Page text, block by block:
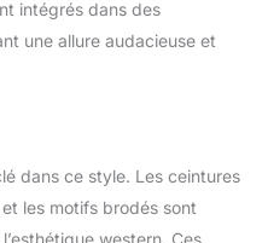
intégrés dans des
une allure audacieuse et
dans ce style. Les ceintures
les motifs brodés sont
western. Ces